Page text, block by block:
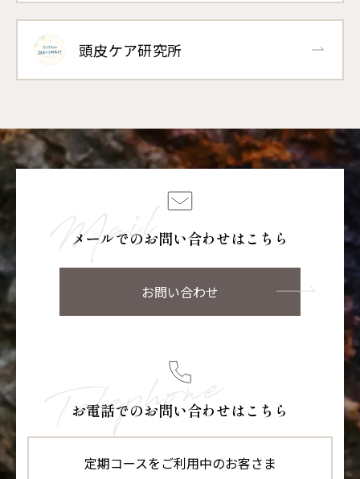
頭皮ケア研究所
メールでのお問い合わせはこちら
お問い合わせ
お電話でのお問い合わせはこちら
定期コースをご利用中のお客さま